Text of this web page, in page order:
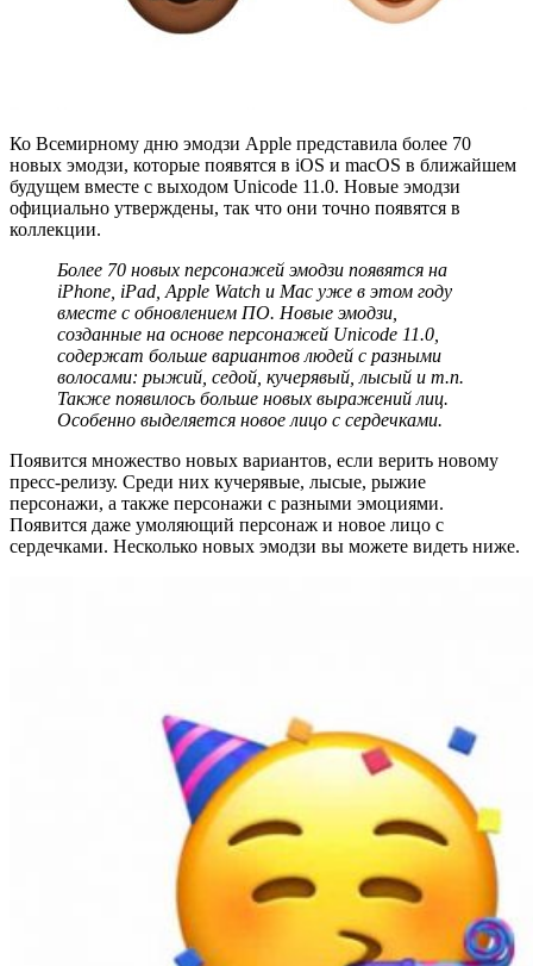
Ко Всемирному дню эмодзи Apple представила более 70
новых эмодзи, которые появятся в iOS и macOS в ближайшем
будущем вместе с выходом Unicode 11.0. Новые эмодзи
официально утверждены, так что они точно появятся в
коллекции.
Более 70 новых персонажей эмодзи появятся на
iPhone iPad Apple Watch и Mac уже в этом году
вместе с обновлением ПО. Новые эмодзи,
созданные на основе персонажей Unicode 11.0,
содержат больше вариантов людей с разными
волосами: рыжий, седой, кучерявый, лысый и т.п.
Также появилось больше новых выражений лиц.
Особенно выделяется новое лицо с сердечками.
Появится множество новых вариантов, если верить новому
пресс-релизу. Среди них кучерявые, лысые, рыжие
персонажи, а также персонажи с разными эмоциями.
Появится даже умоляющий персонаж и новое лицо с
сердечками. Несколько новых эмодзи вы можете видеть ниже.